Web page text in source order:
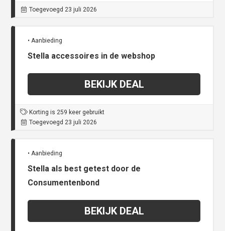
Toegevoegd 23 juli 2026
• Aanbieding
Stella accessoires in de webshop
BEKIJK DEAL
Korting is 259 keer gebruikt
Toegevoegd 23 juli 2026
• Aanbieding
Stella als best getest door de
Consumentenbond
BEKIJK DEAL